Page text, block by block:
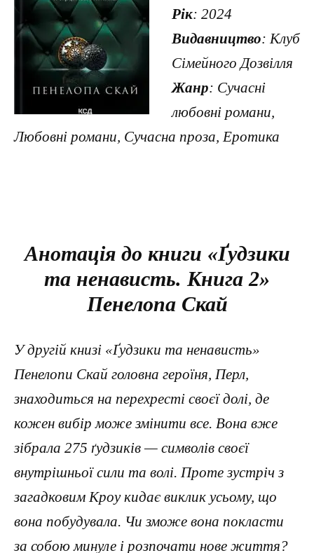
Рік: 2024
Видавництво: Клуб
Сімейного Дозвілля
Жанр: Сучасні
любовні романи,
Любовні романи, Сучасна проза, Еротика
Анотація до книги «Ґудзики
та ненависть. Книга 2»
Пенелопа Скай
У другій книзі «Ґудзики та ненависть»
Пенелопи Скай головна героїня, Перл,
знаходиться на перехресті своєї долі, де
кожен вибір може змінити все. Вона вже
зібрала 275 ґудзиків — символів своєї
внутрішньої сили та волі. Проте зустріч з
загадковим Кроу кидає виклик усьому, що
вона побудувала. Чи зможе вона покласти
за собою минуле і розпочати нове життя?